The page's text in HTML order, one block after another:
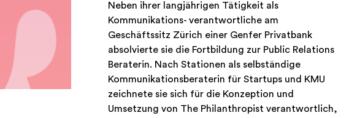
Neben ihrer langjährigen Tätigkeit als
Kommunikations- verantwortliche am
Geschäftssitz Zürich einer Genfer Privatbank
absolvierte sie die Fortbildung zur Public Relations
Beraterin. Nach Stationen als selbständige
Kommunikationsberaterin für Startups und KMU
zeichnete sie sich für die Konzeption und
Umsetzung von The Philanthropist verantwortlich,